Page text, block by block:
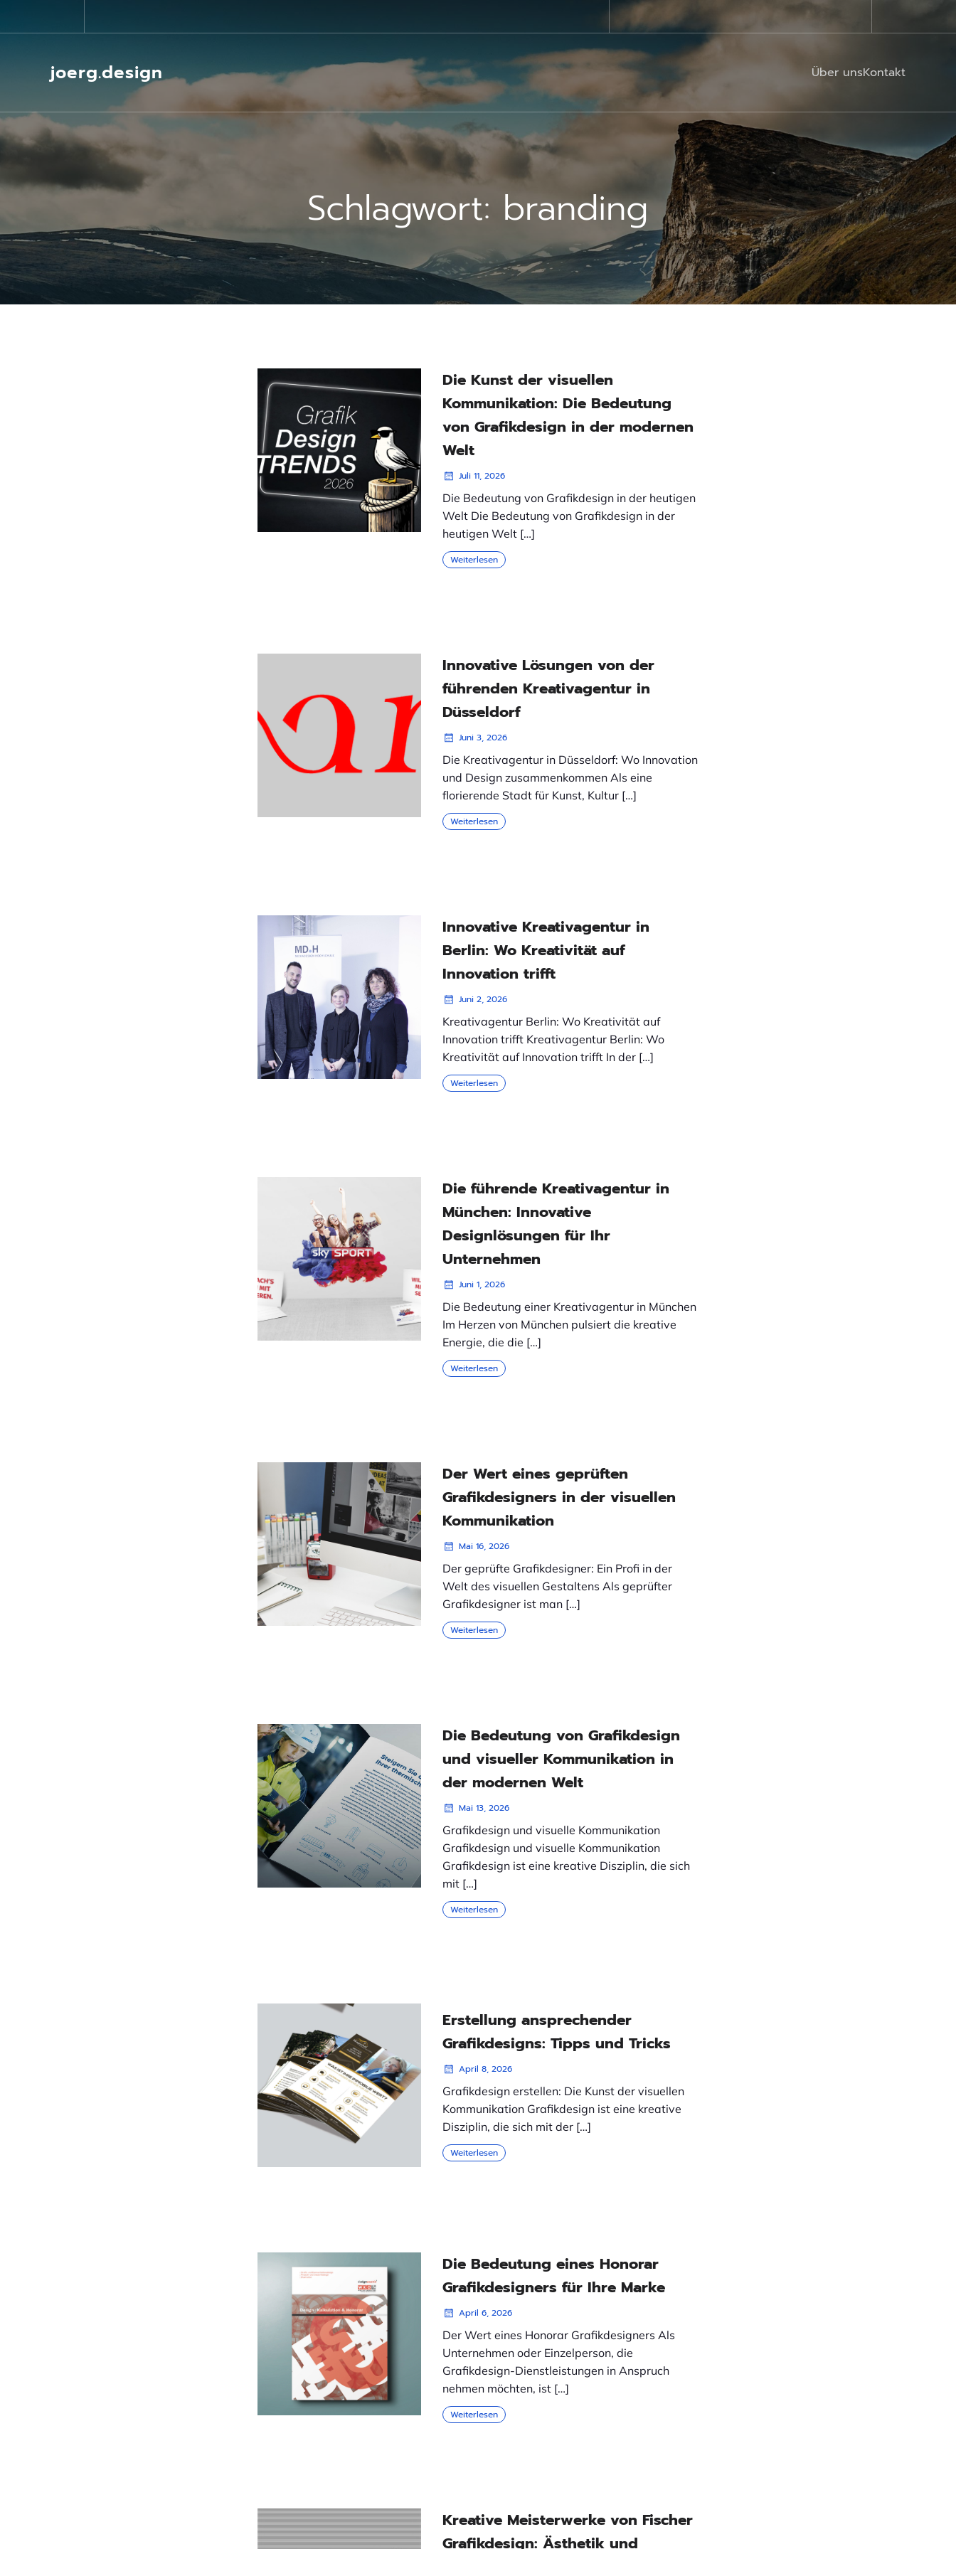
Inhalt
joerg.design Über unsKontakt
Schlagwort: branding
Die Kunst der visuellen
Kommunikation: Die Bedeutung
von Grafikdesign in der modernen
Welt
Juli 11, 2026
Die Bedeutung von Grafikdesign in der heutigen
Welt Die Bedeutung von Grafikdesign in der
heutigen Welt […]
Weiterlesen
Innovative Lösungen von der
führenden Kreativagentur in
Düsseldorf
Juni 3, 2026
Die Kreativagentur in Düsseldorf: Wo Innovation
und Design zusammenkommen Als eine
florierende Stadt für Kunst, Kultur […]
Weiterlesen
Innovative Kreativagentur in
Berlin: Wo Kreativität auf
Innovation trifft
Juni 2, 2026
Kreativagentur Berlin: Wo Kreativität auf
Innovation trifft Kreativagentur Berlin: Wo
Kreativität auf Innovation trifft In der […]
Weiterlesen
Die führende Kreativagentur in
München: Innovative
Designlösungen für Ihr
Unternehmen
Juni 1, 2026
Die Bedeutung einer Kreativagentur in München
Im Herzen von München pulsiert die kreative
Energie, die die […]
Weiterlesen
Der Wert eines geprüften
Grafikdesigners in der visuellen
Kommunikation
Mai 16, 2026
Der geprüfte Grafikdesigner: Ein Profi in der
Welt des visuellen Gestaltens Als geprüfter
Grafikdesigner ist man […]
Weiterlesen
Die Bedeutung von Grafikdesign
und visueller Kommunikation in
der modernen Welt
Mai 13, 2026
Grafikdesign und visuelle Kommunikation
Grafikdesign und visuelle Kommunikation
Grafikdesign ist eine kreative Disziplin, die sich
mit […]
Weiterlesen
Erstellung ansprechender
Grafikdesigns: Tipps und Tricks
April 8, 2026
Grafikdesign erstellen: Die Kunst der visuellen
Kommunikation Grafikdesign ist eine kreative
Disziplin, die sich mit der […]
Weiterlesen
Die Bedeutung eines Honorar
Grafikdesigners für Ihre Marke
April 6, 2026
Der Wert eines Honorar Grafikdesigners Als
Unternehmen oder Einzelperson, die
Grafikdesign-Dienstleistungen in Anspruch
nehmen möchten, ist […]
Weiterlesen
Kreative Meisterwerke von Fischer
Grafikdesign: Ästhetik und